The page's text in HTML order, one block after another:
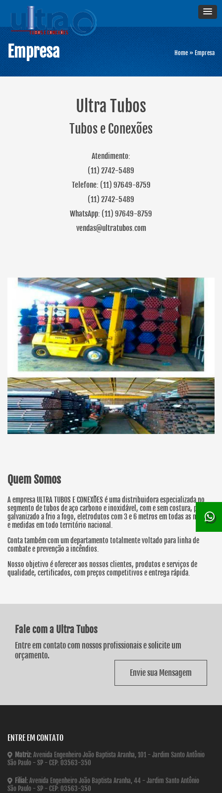
Empresa Home»Empresa
Ultra Tubos
Tubos e Conexões
Atendimento:
(11) 2742-5489
Telefone: (11) 97649-8759
(11) 2742-5489
WhatsApp: (11) 97649-8759
vendas@ultratubos.com
Quem Somos
A empresa ULTRA TUBOS E CONEXÕES é uma distribuidora especializada no
segmento de tubos de aço carbono e inoxidável, com e sem costura, preto,
galvanizado a frio a fogo, eletrodutos com 3 e 6 metros em todas as normas
e medidas em todo território nacional.
Conta também com um departamento totalmente voltado para linha de
combate e prevenção a incêndios.
Nosso objetivo é oferecer aos nossos clientes, produtos e serviços de
qualidade, certificados, com preços competitivos e entrega rápida.
Fale com a Ultra Tubos
Entre em contato com nossos profissionais e solicite um
orçamento.
Envie sua Mensagem
ENTRE EM CONTATO
Matriz:Avenida Engenheiro João Baptista Aranha, 101 - Jardim Santo Antônio
São Paulo - SP - CEP: 03563-350
Filial:Avenida Engenheiro João Baptista Aranha, 44 - Jardim Santo Antônio
São Paulo - SP - CEP: 03563-350